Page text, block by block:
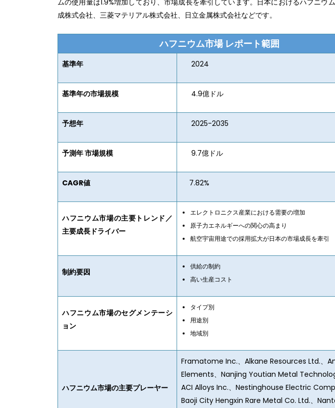
ムの使用量は1.9%増加しており、市場成長を牽引しています。日本におけるハフニウ
成株式会社、三菱マテリアル株式会社、日立金属株式会社などです。
ハフニウム市場 レポート範囲
基準年 2024
基準年の市場規模 4.9億ドル
予想年 2025-2035
予測年 市場規模 9.7億ドル
CAGR値 7.82%
ハフニウム市場の主要トレンド／
主要成長ドライバー
エレクトロニクス産業における需要の増加
原子力エネルギーへの関心の高まり
航空宇宙用途での採用拡大が日本の市場成長を牽引
制約要因
供給の制約
高い生産コスト
ハフニウム市場のセグメンテーシ
ョン
タイプ別
用途別
地域別
ハフニウム市場の主要プレーヤー
Framatome Inc.、Alkane Resources Ltd.、
Elements、Nanjing Youtian Metal
ACI Alloys Inc.、Nestinghouse Electric
Baoji City Hengxin Rare Metal Co. Ltd.、